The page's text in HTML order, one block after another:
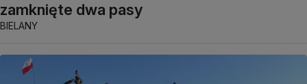
zamknięte dwa pasy
BIELANY